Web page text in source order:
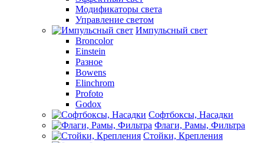
Модификаторы света
Управление светом
Импульсный свет
Broncolor
Einstein
Разное
Bowens
Elinchrom
Profoto
Godox
Софтбоксы, Насадки
Флаги, Рамы, Фильтра
Стойки, Крепления